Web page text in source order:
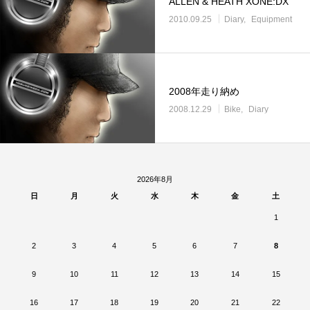
2010.09.25 Diary Equipment
2008年走り納め
2008.12.29 Bike Diary
2026年8月
日
月 火 水 木 金 土
1
2 3 4 5 6 7 8
9 10 11 12 13 14 15
16 17 18 19 20 21 22